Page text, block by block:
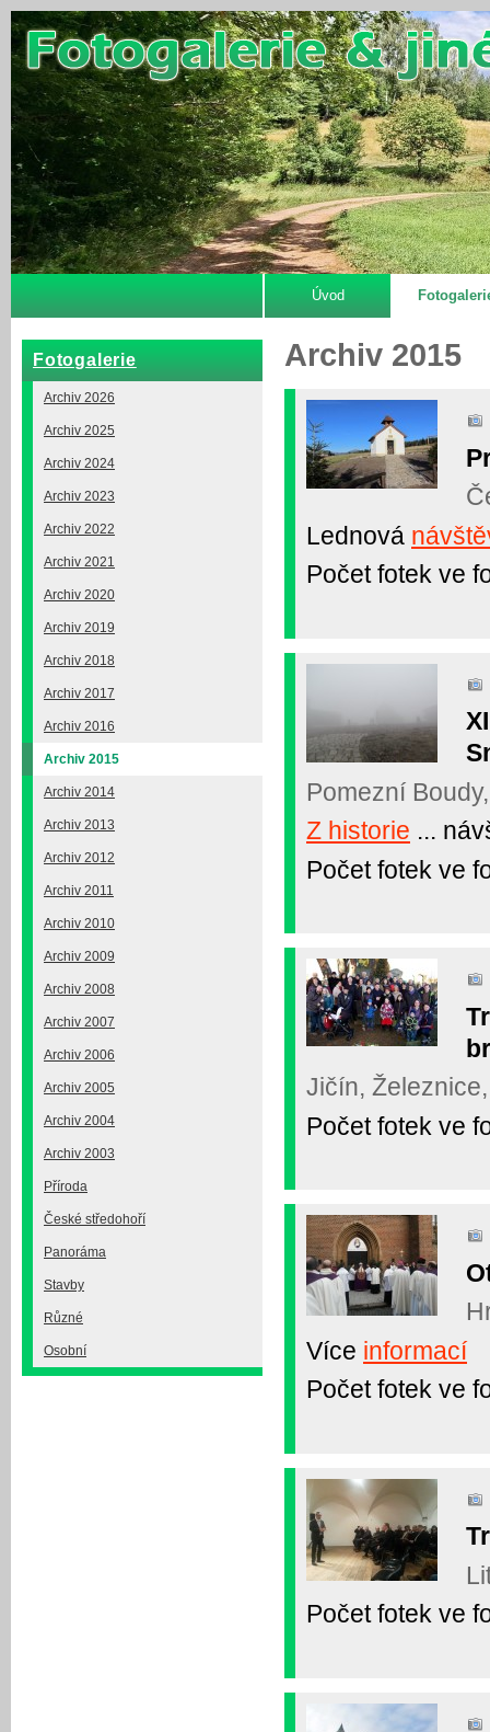
Úvod
Fotogalerie
Archiv 2026
Archiv 2025
Archiv 2024
Archiv 2023
Archiv 2022
Archiv 2021
Archiv 2020
Archiv 2019
Archiv 2018
Archiv 2017
Archiv 2016
Archiv 2015
Archiv 2014
Archiv 2013
Archiv 2012
Archiv 2011
Archiv 2010
Archiv 2009
Archiv 2008
Archiv 2007
Archiv 2006
Archiv 2005
Archiv 2004
Archiv 2003
Příroda
České středohoří
Panoráma
Stavby
Různé
Osobní
Archiv 2015
Lednová
Počet fotek ve
Pomezní
Z historie ...
Počet fotek ve
Jičín,
Počet fotek ve
Více informací
Počet fotek ve
Počet fotek ve